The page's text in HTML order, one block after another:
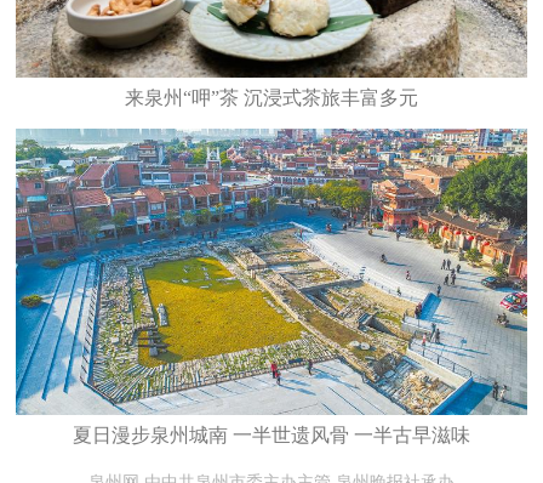
来泉州“呷”茶 沉浸式茶旅丰富多元
夏日漫步泉州城南 一半世遗风骨 一半古早滋味